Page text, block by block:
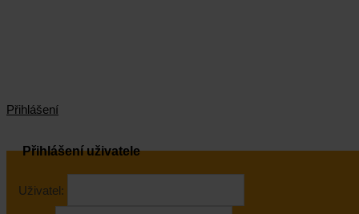
Přihlášení
Přihlášení uživatele
Uživatel: